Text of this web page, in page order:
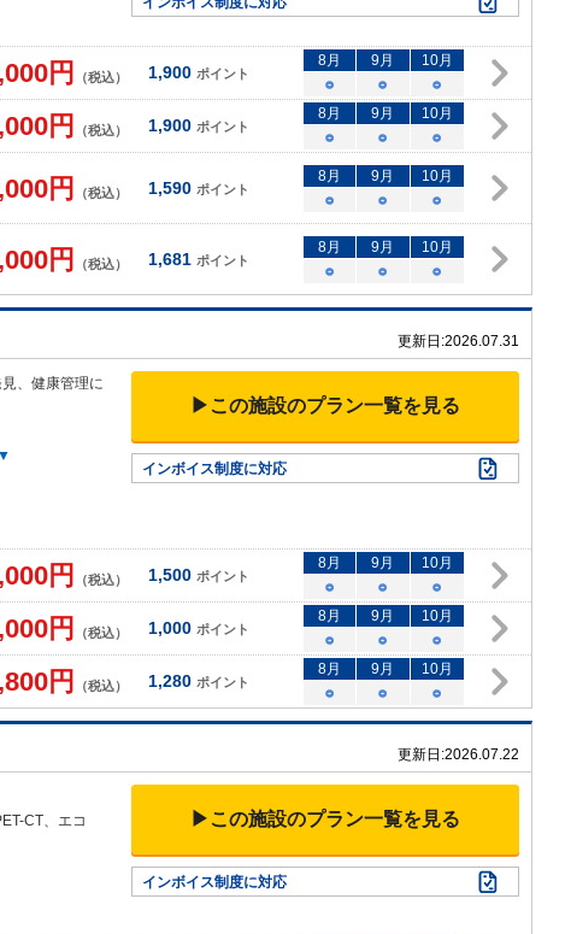
円 （税込） 1,900 ポイント
8月 9月 10月
○
○ ○
円 （税込） 1,900 ポイント
8月 9月 10月
○
○ ○
円 （税込） 1,590 ポイント
8月 9月 10月
○
○ ○
円 （税込） 1,681 ポイント
8月 9月 10月
○
○ ○
更新日:2026.07.31
、健康管理に
▶この施設のプラン一覧を見る
インボイス制度に対応
円 （税込） 1,500 ポイント
8月 9月 10月
○
○ ○
円 （税込） 1,000 ポイント
8月 9月 10月
○
○ ○
円 （税込） 1,280 ポイント
8月 9月 10月
○
○ ○
更新日:2026.07.22
CT、エコ
▶この施設のプラン一覧を見る
インボイス制度に対応